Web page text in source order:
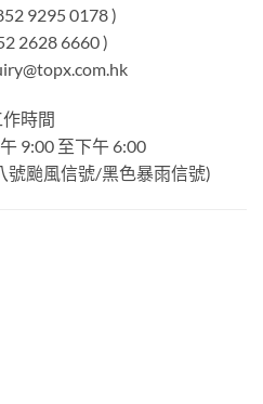
9295 0178 )
2628 6660 )
作時間
9:00 至下午 6:00
號颱風信號/黑色暴雨信號)